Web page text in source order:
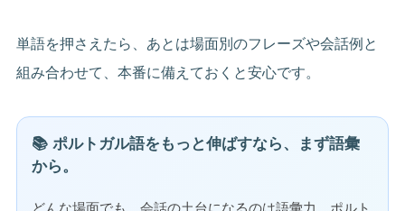
単語を押さえたら、あとは場面別のフレーズや会話例と
組み合わせて、本番に備えておくと安心です。
📚 ポルトガル語をもっと伸ばすなら、まず語彙
から。